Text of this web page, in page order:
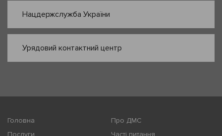
Нацдержслужба України
Урядовий контактний центр
Головна
Про ДМС